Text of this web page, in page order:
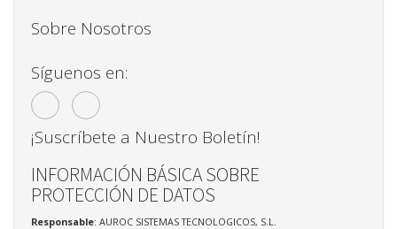
Sobre Nosotros
Síguenos en:
¡Suscríbete a Nuestro Boletín!
INFORMACIÓN BÁSICA SOBRE
PROTECCIÓN DE DATOS
Responsable: AUROC SISTEMAS TECNOLOGICOS, S.L.